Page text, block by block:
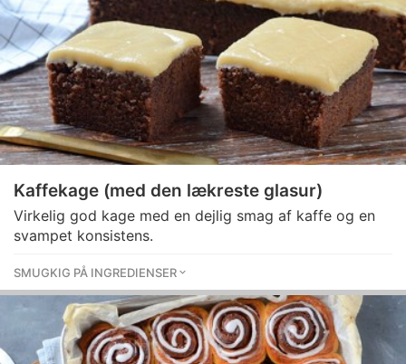
Kaffekage (med den lækreste glasur)
Virkelig god kage med en dejlig smag af kaffe og en
svampet konsistens.
SMUGKIG PÅ INGREDIENSER